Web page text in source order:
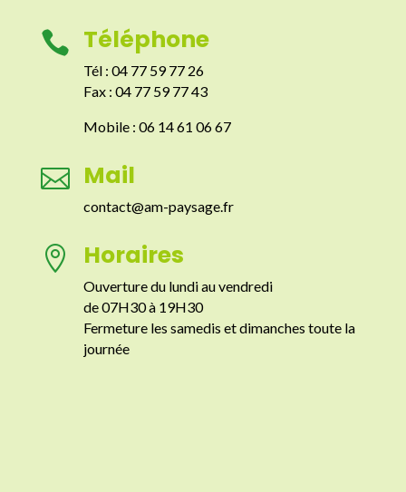
 Téléphone
Tél : 04 77 59 77 26
Fax : 04 77 59 77 43
Mobile : 06 14 61 06 67
 Mail
contact@am-paysage.fr
 Horaires
Ouverture du lundi au vendredi
de 07H30 à 19H30
Fermeture les samedis et dimanches toute la
journée